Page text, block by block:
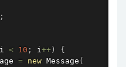
;
< 10 ; i++ )
{
= new Message (